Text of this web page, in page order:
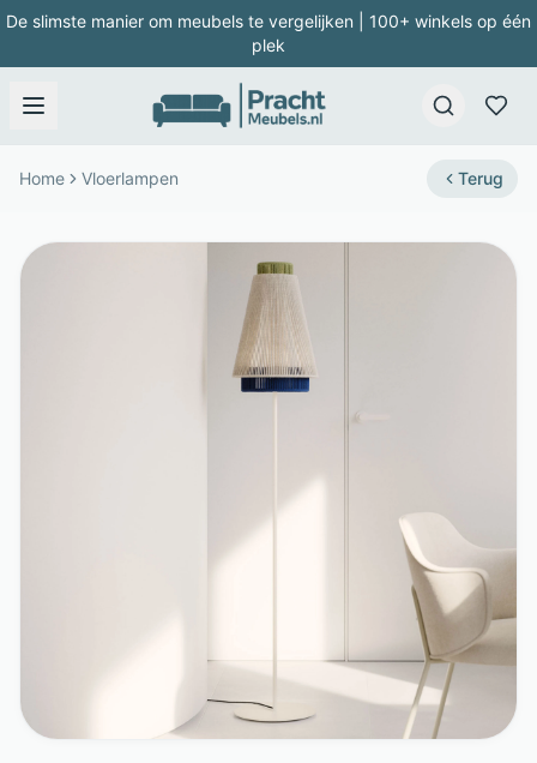
De slimste manier om meubels te vergelijken | 100+ winkels op één
plek
Home Vloerlampen Terug